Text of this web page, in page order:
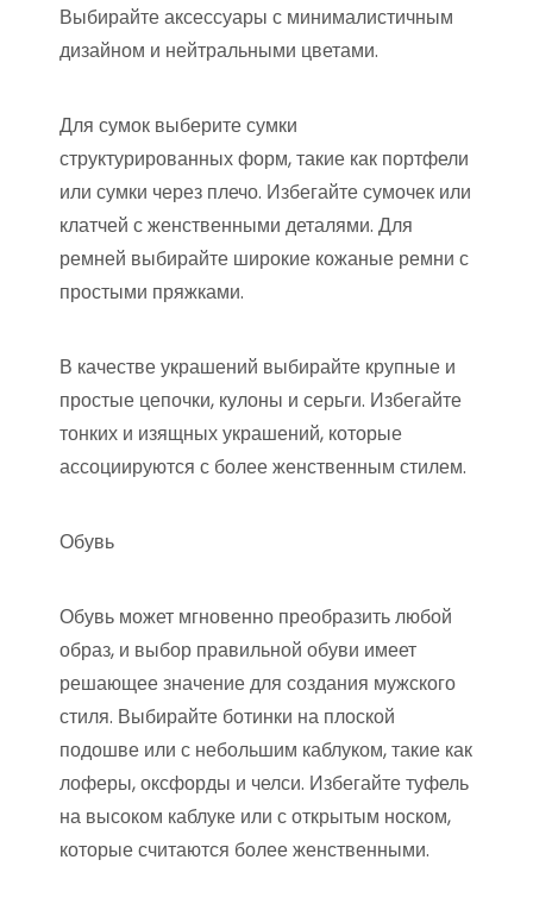
Выбирайте аксессуары с минималистичным
дизайном и нейтральными цветами.
Для сумок выберите сумки
структурированных форм, такие как портфели
или сумки через плечо. Избегайте сумочек или
клатчей с женственными деталями. Для
ремней выбирайте широкие кожаные ремни с
простыми пряжками.
В качестве украшений выбирайте крупные и
простые цепочки, кулоны и серьги. Избегайте
тонких и изящных украшений, которые
ассоциируются с более женственным стилем.
Обувь
Обувь может мгновенно преобразить любой
образ, и выбор правильной обуви имеет
решающее значение для создания мужского
стиля. Выбирайте ботинки на плоской
подошве или с небольшим каблуком, такие как
лоферы, оксфорды и челси. Избегайте туфель
на высоком каблуке или с открытым носком,
которые считаются более женственными.